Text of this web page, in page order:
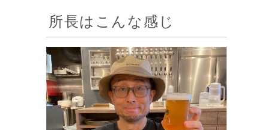
所長はこんな感じ